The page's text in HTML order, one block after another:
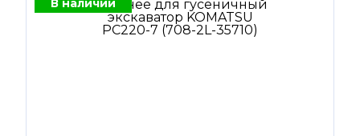
В наличии